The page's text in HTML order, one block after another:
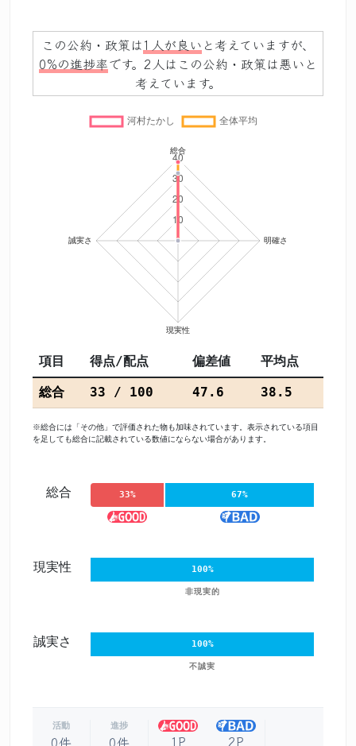
この公約・政策は1人が良い と考えていますが、
0%の進捗率です。2人はこの公約・政策は悪いと
考えています。
項目 得点/配点 偏差値 平均点
総合 33 / 100 47.6 38.5
※総合には「その他」で評価された物も加味されています。表示されている項目
を足しても総合に記載されている数値にならない場合があります。
総合 33% 67%
現実性 100%
非現実的
誠実さ 100%
不誠実
活動
0件
進捗
0件 1P 2P